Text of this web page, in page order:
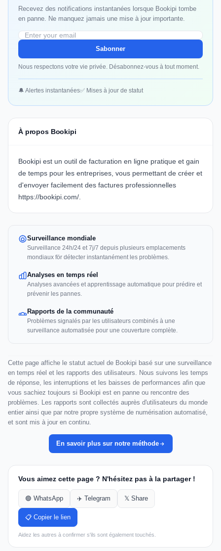
Recevez des notifications instantanées lorsque Bookipi tombe
en panne. Ne manquez jamais une mise à jour importante.
Sabonner
Nous respectons votre vie privée. Désabonnez-vous à tout moment.
🔔 Alertes instantanées✅ Mises à jour de statut
À propos Bookipi
Bookipi est un outil de facturation en ligne pratique et gain
de temps pour les entreprises, vous permettant de créer et
d'envoyer facilement des factures professionnelles
https://bookipi.com/.
Surveillance mondiale
Surveillance 24h/24 et 7j/7 depuis plusieurs emplacements
mondiaux för détecter instantanément les problèmes.
Analyses en temps réel
Analyses avancées et apprentissage automatique pour prédire et
prévenir les pannes.
Rapports de la communauté
Problèmes signalés par les utilisateurs combinés à une
surveillance automatisée pour une couverture complète.
Cette page affiche le statut actuel de Bookipi basé sur une surveillance
en temps réel et les rapports des utilisateurs. Nous suivons les temps
de réponse, les interruptions et les baisses de performances afin que
vous sachiez toujours si Bookipi est en panne ou rencontre des
problèmes. Les rapports sont collectés auprès d'utilisateurs du monde
entier ainsi que par notre propre système de numérisation automatisé,
et sont mis à jour en continu.
En savoir plus sur notre méthode
Vous aimez cette page ? N'hésitez pas à la partager !
🟢 WhatsApp ✈️ Telegram 𝕏 Share
📋 Copier le lien
Aidez les autres à confirmer s'ils sont également touchés.